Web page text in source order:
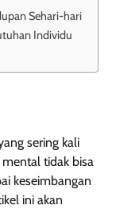
Sehari-hari
Individu
sering kali
tidak bisa
keseimbangan
ini akan